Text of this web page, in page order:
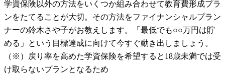
学資保険以外の方法をいくつか組み合わせて教育費形成プラ
ンをたてることが大切。その方法をファイナンシャルプラン
ナーの鈴木さや子がお教えします。「最低でも○○万円は貯
める」という目標達成に向けて今すぐ動き出しましょう。
（※）戻り率を高めた学資保険を希望すると18歳未満では受
け取らないプランとなるため